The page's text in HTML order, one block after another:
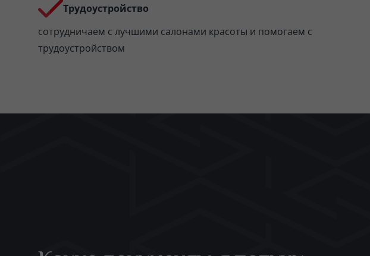
Трудоустройство
сотрудничаем с лучшими салонами красоты и помогаем с
трудоустройством